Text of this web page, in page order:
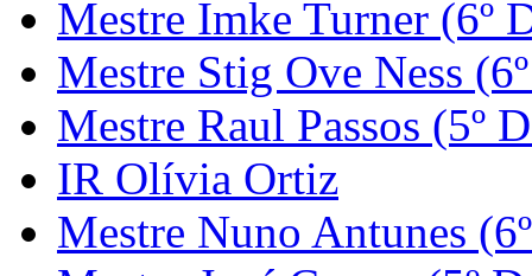
Mestre Imke Turner (6º
Mestre Stig Ove Ness
Mestre Raul Passos (5º
IR Olívia Ortiz
Mestre Nuno Antunes